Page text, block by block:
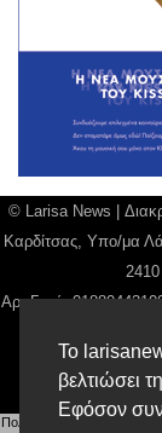
Το
βελτιώσει
Εφόσον
© Larisa News |
Καρδίτσας, Υπο/μα
Αρ. Γεμή:
Παναγιώτης
Πολιτική Απορρήτου